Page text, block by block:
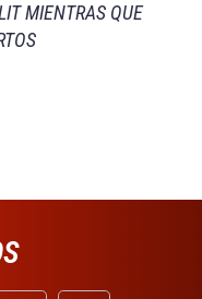
MIENTRAS QUE